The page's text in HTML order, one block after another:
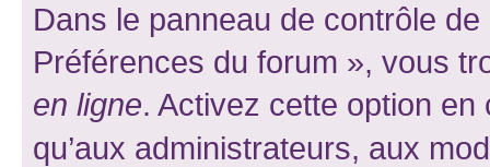
Dans le panneau de contrôle
Préférences du forum », vous
en ligne. Activez cette option
qu’aux administrateurs, aux